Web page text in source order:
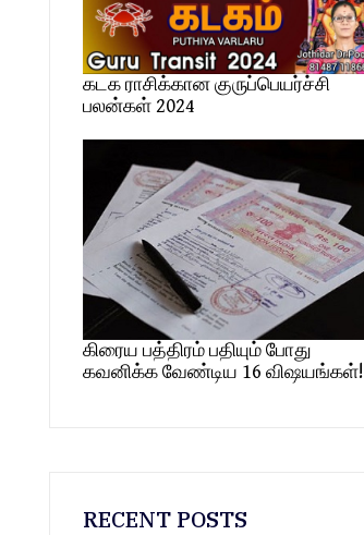
கடக ராசிக்கான குருப்பெயர்ச்சி
பலன்கள் 2024
கிரைய பத்திரம் பதியும் போது
கவனிக்க வேண்டிய 16 விஷயங்கள்!
RECENT POSTS